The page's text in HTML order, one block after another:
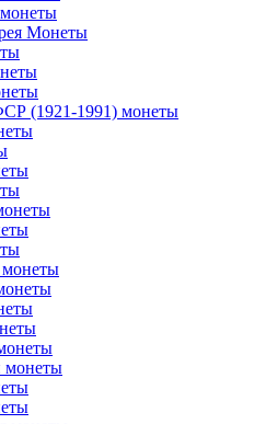
Монеты
(1921-1991) монеты
монеты